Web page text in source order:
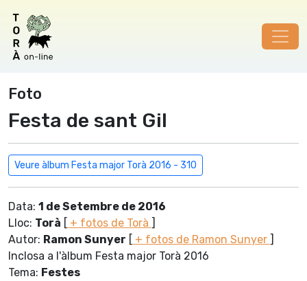
Foto
Festa de sant Gil
Veure àlbum Festa major Torà 2016 - 310
Data: 1 de Setembre de 2016
Lloc: Torà [ + fotos de Torà ]
Autor: Ramon Sunyer [ + fotos de Ramon Sunyer ]
Inclosa a l'àlbum Festa major Torà 2016
Tema: Festes